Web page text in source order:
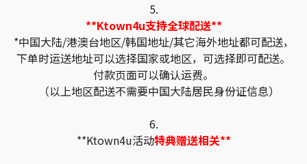
5.
**Ktown4u支持全球配送**
*中国大陆/港澳台地区/韩国地址/其它海外地址都可配送，
下单时运送地址可以选择国家或地区，可选择即可配送。
付款页面可以确认运费。
（以上地区配送不需要中国大陆居民身份证信息）
6.
**Ktown4u活动特典赠送相关**